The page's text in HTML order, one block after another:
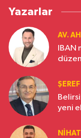
Yazarlar
AV.
IBAN
yeni